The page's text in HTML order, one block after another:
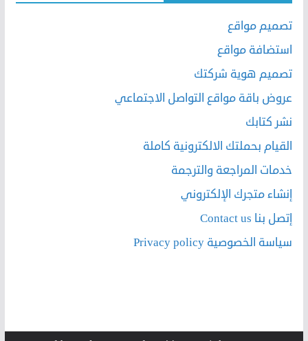
تصميم مواقع
استضافة مواقع
تصميم هوية شركتك
عروض باقة مواقع التواصل الاجتماعي
نشر كتابك
القيام بحملتك الالكترونية كاملة
خدمات المراجعة والترجمة
إنشاء متجرك الإلكتروني
إتصل بنا Contact us
سياسة الخصوصية Privacy policy